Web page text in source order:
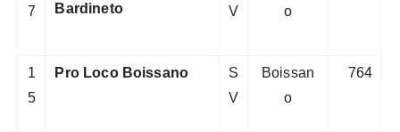
7
Bardineto
V
o
1
5
Pro Loco Boissano
S
V
Boissan
o
764